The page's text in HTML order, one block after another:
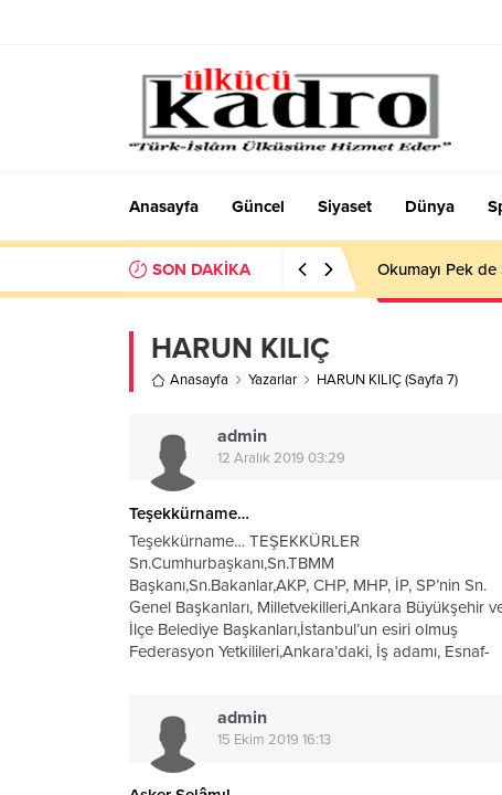
Anasayfa Güncel Siyaset Dünya
SON DAKİKA Okumayı Pek
HARUN KILIÇ
Anasayfa Yazarlar HARUN KILIÇ(Sayfa 7)
admin
12 Aralık 2019 03:29
Teşekkürname…
Teşekkürname… TEŞEKKÜRLER
Sn.Cumhurbaşkanı,Sn.TBMM
Başkanı,Sn.Bakanlar,AKP, CHP, MHP, İP, SP’nin Sn.
Genel Başkanları, Milletvekilleri,Ankara Büyükşehir
İlçe Belediye Başkanları,İstanbul’un esiri olmuş
Federasyon Yetkilileri,Ankara’daki, İş adamı, Esnaf-
havasını soluyanlar… Hele hele MKE Ankaragücü’nün
bu hale düşmesinde, çok...
admin
15 Ekim 2019 16:13